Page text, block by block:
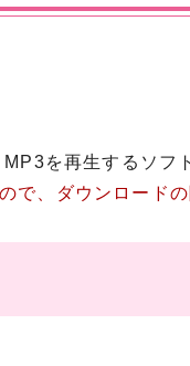
を再生するソフ
、ダウンロードの